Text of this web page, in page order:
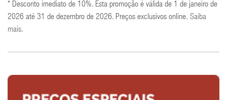
* Desconto imediato de 10%. Esta promoção é válida de 1 de janeiro de
2026 até 31 de dezembro de 2026. Preços exclusivos online. Saiba
mais.